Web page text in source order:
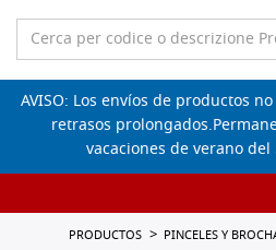
Lista de
AVISO: Los envíos de productos
retrasos
vacaciones de verano
PRODUCTOS PINCELES Y